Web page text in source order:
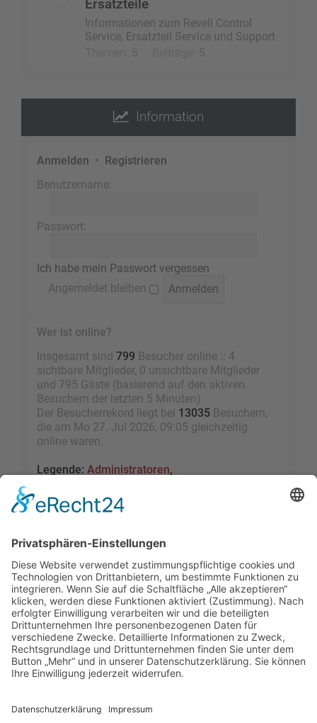
Ersatzteile
Informationen zum Revell Control
Service, Ersatzteil Service und Support
Information
Anmelden • Registrieren
Benutzername:
Passwort:
Ich habe mein Passwort vergessen
Angemeldet bleiben
Wer ist online?
Insgesamt sind 799 Besucher online :: 4
sichtbare Mitglieder, 0 unsichtbare Mitglieder
und 795 Gäste (basierend auf den aktiven
Besuchern der letzten 5 Minuten)
Der Besucherrekord liegt bei 13035 Besuchern,
die am Mo 27. Jul 2026, 09:05 gleichzeitig
online waren.
Legende: Administratoren,
Kürzlich registrierte Benutzer
Beiträge insgesamt
109460
• Themen insgesamt
9528• Mitglieder insgesamt2455• Unser
neuestes Mitglied:sky1005